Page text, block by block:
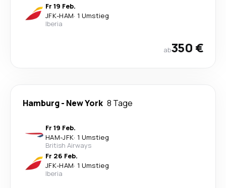
Fr 19 Feb.
JFK-HAM· 1 Umstieg
Iberia
ab350 €
Hamburg- New York 8 Tage
Fr 19 Feb.
HAM-JFK· 1 Umstieg
British Airways
Fr 26 Feb.
JFK-HAM· 1 Umstieg
Iberia